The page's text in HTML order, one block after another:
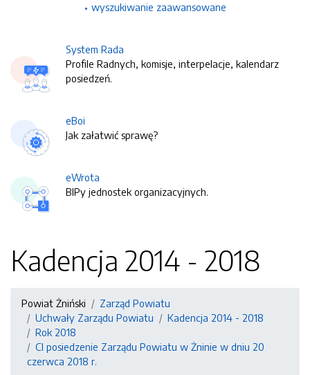
wyszukiwanie zaawansowane
System Rada
Profile Radnych, komisje, interpelacje, kalendarz
posiedzeń.
eBoi
Jak załatwić sprawę?
eWrota
BIPy jednostek organizacyjnych.
Kadencja 2014 - 2018
Powiat Żniński
Zarząd Powiatu
Uchwały Zarządu Powiatu
Kadencja 2014 - 2018
Rok 2018
CI posiedzenie Zarządu Powiatu w Żninie w dniu 20
czerwca 2018 r.